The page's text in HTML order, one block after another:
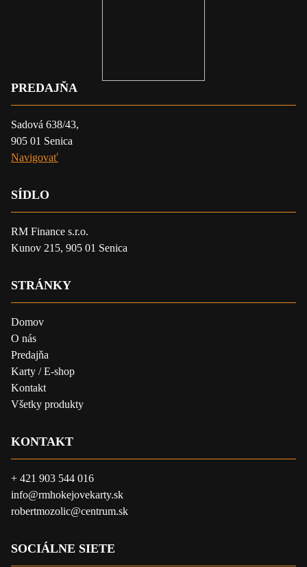
PREDAJŇA
Sadová 638/43,
905 01 Senica
Navigovať
SÍDLO
RM Finance s.r.o.
Kunov 215, 905 01 Senica
STRÁNKY
Domov
O nás
Predajňa
Karty / E-shop
Kontakt
Všetky produkty
KONTAKT
+ 421 903 544 016
info@rmhokejovekarty.sk
robertmozolic@centrum.sk
SOCIÁLNE SIETE